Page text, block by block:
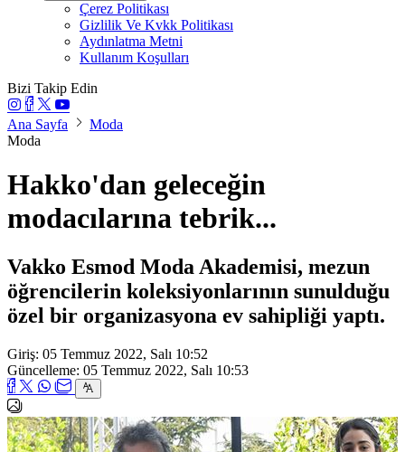
Çerez Politikası
Gizlilik Ve Kvkk Politikası
Aydınlatma Metni
Kullanım Koşulları
Bizi Takip Edin
Ana Sayfa
Moda
Moda
Hakko'dan geleceğin
modacılarına tebrik...
Vakko Esmod Moda Akademisi, mezun
öğrencilerin koleksiyonlarının sunulduğu
özel bir organizasyona ev sahipliği yaptı.
Giriş: 05 Temmuz 2022, Salı 10:52
Güncelleme: 05 Temmuz 2022, Salı 10:53